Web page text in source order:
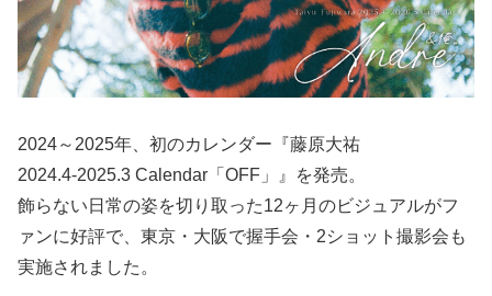
2024～2025年、初のカレンダー『藤原大祐
2024.4‑2025.3 Calendar「OFF」』を発売。
飾らない日常の姿を切り取った12ヶ月のビジュアルがフ
ァンに好評で、東京・大阪で握手会・2ショット撮影会も
実施されました。